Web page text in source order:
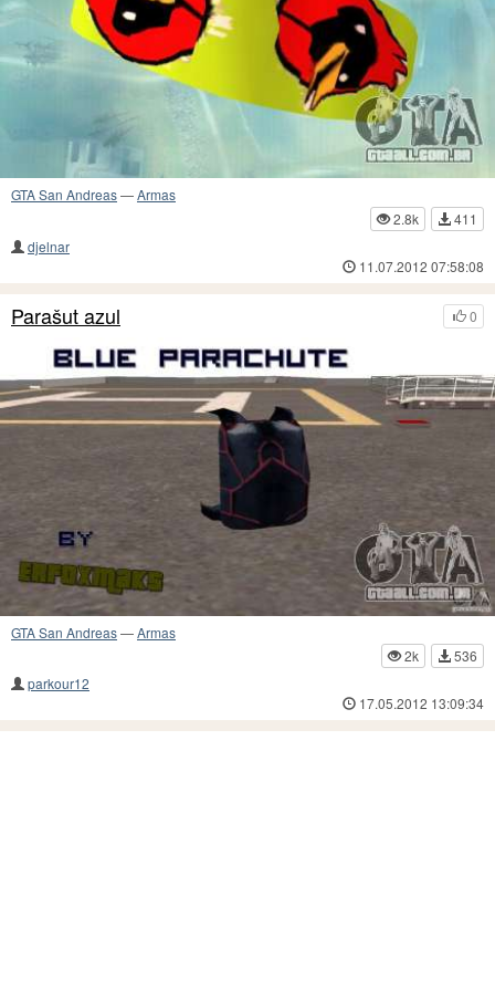
GTA San Andreas—Armas
2.8k
411
djelnar
11.07.2012 07:58:08
0
Parašut azul
GTA San Andreas—Armas
2k
536
parkour12
17.05.2012 13:09:34